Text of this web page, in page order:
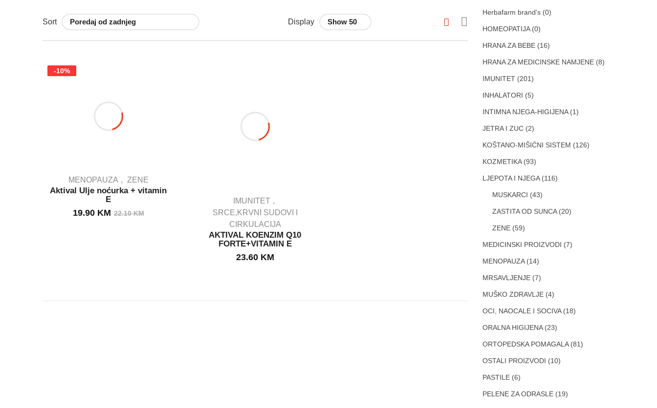
Sort Display
-10%
MENOPAUZA ZENE
Aktival Ulje noćurka + vitamin
E
22.10KMIzvorna
19.90 KM
Trenutna
OUT STOCK
IMUNITET
SRCE,KRVNI SUDOVI I
CIRKULACIJA
AKTIVAL KOENZIM Q10
FORTE+VITAMIN E
23.60 KM
Herbafarm brand's (0)
HOMEOPATIJA (0)
HRANA ZA BEBE (16)
HRANA ZA MEDICINSKE NAMJENE (8)
IMUNITET (201)
INHALATORI (5)
INTIMNA NJEGA-HIGIJENA (1)
JETRA I ZUC (2)
KOŠTANO-MIŠIĆNI SISTEM (126)
KOZMETIKA (93)
LJEPOTA I NJEGA (116)
MUSKARCI (43)
ZASTITA OD SUNCA (20)
ZENE (59)
MEDICINSKI PROIZVODI (7)
MENOPAUZA (14)
MRSAVLJENJE (7)
MUŠKO ZDRAVLJE (4)
OCI, NAOCALE I SOCIVA (18)
ORALNA HIGIJENA (23)
ORTOPEDSKA POMAGALA (81)
OSTALI PROIZVODI (10)
PASTILE (6)
PELENE ZA ODRASLE (19)